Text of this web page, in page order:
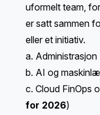
uformelt team,
er satt sammen
eller et initiativ.
a. Administrasjon
b. AI og
c. Cloud FinOps
for 2026)